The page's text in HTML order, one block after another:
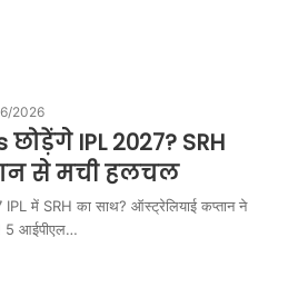
2026
IPL 2027? SRH
से मची हलचल
में SRH का साथ? ऑस्ट्रेलियाई कप्तान ने
5 आईपीएल…